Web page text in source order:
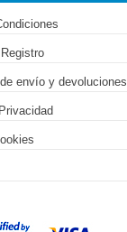
envío y devoluciones